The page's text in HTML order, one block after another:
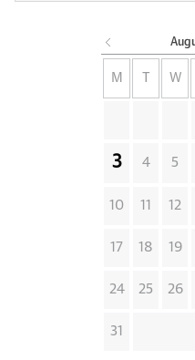
M W
3 4 5
10 11 12
17 18 19
24 25 26
31